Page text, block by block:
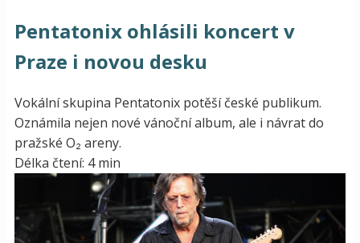
Pentatonix ohlásili koncert v
Praze i novou desku
Vokální skupina Pentatonix potěší české publikum.
Oznámila nejen nové vánoční album, ale i návrat do
pražské O₂ areny.
Délka čtení: 4 min